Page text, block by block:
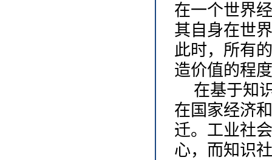
在一个世界
其自身在世
此时，所有
造价值的程
在基于知
在国家经济
迁。工业社
心，而知识